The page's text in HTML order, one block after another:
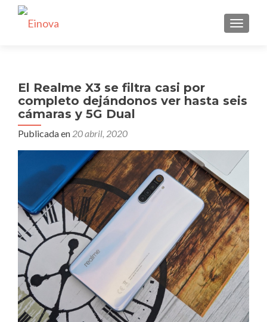
El Realme X3 se filtra casi por
completo dejándonos ver hasta seis
cámaras y 5G Dual
Publicada en 20 abril, 2020